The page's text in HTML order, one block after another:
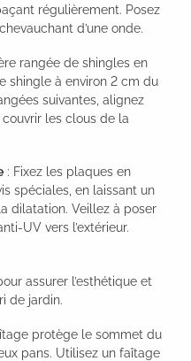
régulièrement. Posez
d’une onde.
rangée de shingles en
shingle à environ 2 cm du
suivantes, alignez
les clous de la
: Fixez les plaques en
spéciales, en laissant un
dilatation. Veillez à poser
UV vers l’extérieur.
assurer l’esthétique et
de jardin.
protège le sommet du
pans. Utilisez un faîtage